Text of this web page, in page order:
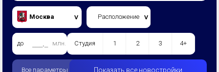
Москва Расположение
до млн. Студия 1 2 3 4+
Все параметры Показать все новостройки